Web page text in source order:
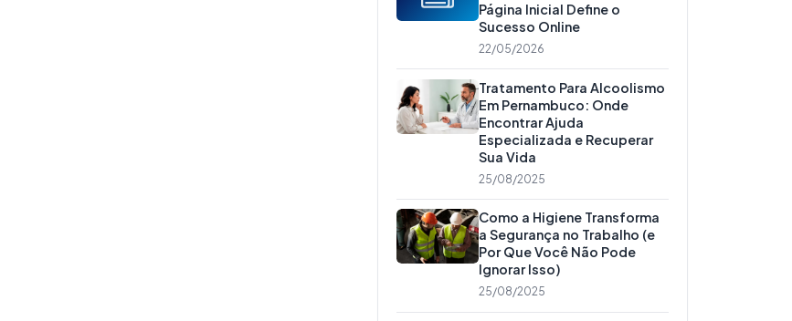
Página Inicial Define o
Sucesso Online
22/05/2026
Tratamento Para Alcoolismo
Em Pernambuco: Onde
Encontrar Ajuda
Especializada e Recuperar
Sua Vida
25/08/2025
Como a Higiene Transforma
a Segurança no Trabalho (e
Por Que Você Não Pode
Ignorar Isso)
25/08/2025